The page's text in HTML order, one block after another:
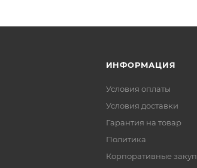
ИНФОРМАЦИЯ
Условия оплаты
Условия доставки
Гарантия на товар
Политика
Корпоративные